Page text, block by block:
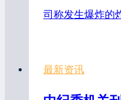
司称发生爆炸的
最新资讯